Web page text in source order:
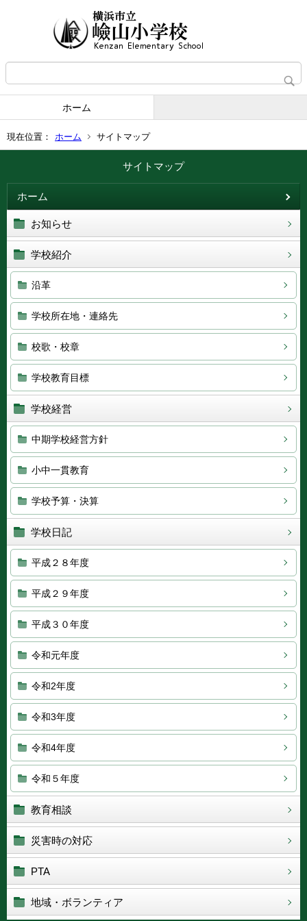
ホーム
現在位置： ホーム サイトマップ
サイトマップ
ホーム
お知らせ
学校紹介
沿革
学校所在地・連絡先
校歌・校章
学校教育目標
学校経営
中期学校経営方針
小中一貫教育
学校予算・決算
学校日記
平成２８年度
平成２９年度
平成３０年度
令和元年度
令和2年度
令和3年度
令和4年度
令和５年度
教育相談
災害時の対応
PTA
地域・ボランティア